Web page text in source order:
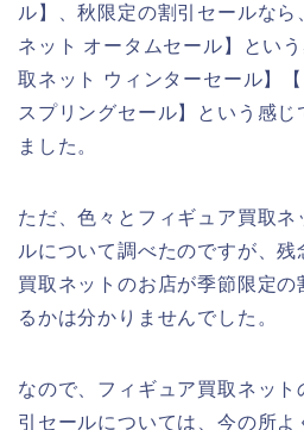
ル】、秋限定の割引セールな
ネット オータムセール】とい
取ネット ウィンターセール】
スプリングセール】という感じ
ました。
ただ、色々とフィギュア買取ネ
ルについて調べたのですが、
買取ネットのお店が季節限定の
るかは分かりませんでした。
なので、フィギュア買取ネット
引セールについては、今の所